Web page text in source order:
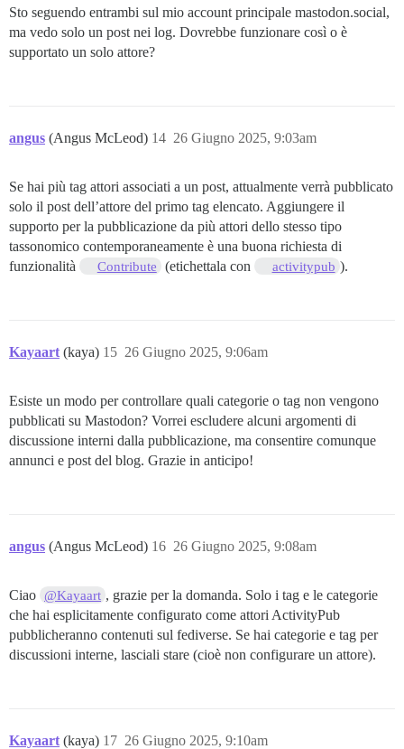
Sto seguendo entrambi sul mio account principale mastodon.social,
ma vedo solo un post nei log. Dovrebbe funzionare così o è
supportato un solo attore?
angus (Angus McLeod) 26 Giugno 2025, 9:03am
14
Se hai più tag attori associati a un post, attualmente verrà pubblicato
solo il post dell’attore del primo tag elencato. Aggiungere il
supporto per la pubblicazione da più attori dello stesso tipo
tassonomico contemporaneamente è una buona richiesta di
funzionalità
Contribute (etichettala con activitypub ).
Kayaart (kaya) 26 Giugno 2025, 9:06am
15
Esiste un modo per controllare quali categorie o tag non vengono
pubblicati su Mastodon? Vorrei escludere alcuni argomenti di
discussione interni dalla pubblicazione, ma consentire comunque
annunci e post del blog. Grazie in anticipo!
angus (Angus McLeod) 26 Giugno 2025, 9:08am
16
Ciao @Kayaart , grazie per la domanda. Solo i tag e le categorie
che hai esplicitamente configurato come attori ActivityPub
pubblicheranno contenuti sul fediverse. Se hai categorie e tag per
discussioni interne, lasciali stare (cioè non configurare un attore).
Kayaart (kaya) 26 Giugno 2025, 9:10am
17